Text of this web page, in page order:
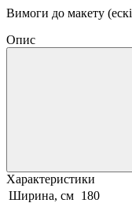
Вимоги до макету
Опис
Характеристики
Ширина, см 180